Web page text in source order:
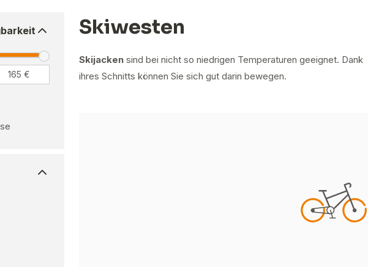
Skiwesten
Skijacken sind bei nicht so niedrigen Temperaturen geeignet. Dank
ihres Schnitts können Sie sich gut darin bewegen.